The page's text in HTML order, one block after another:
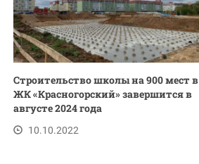
Строительство школы на 900 мест в
ЖК «Красногорский» завершится в
августе 2024 года
10.10.2022